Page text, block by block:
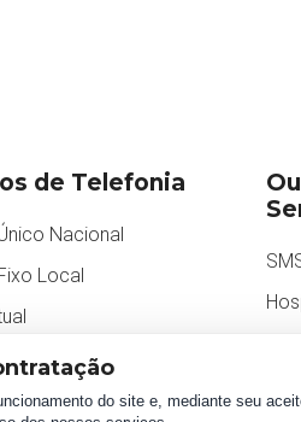
de Telefonia
Nacional
Local
do site e, mediante seu